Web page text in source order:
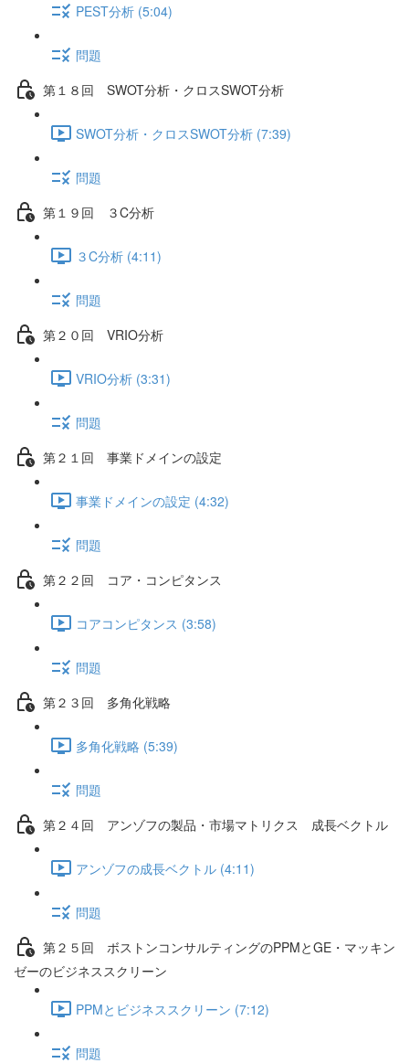
PEST分析 (5:04)
問題
第１８回 SWOT分析・クロスSWOT分析
SWOT分析・クロスSWOT分析 (7:39)
問題
第１９回 ３C分析
３C分析 (4:11)
問題
第２０回 VRIO分析
VRIO分析 (3:31)
問題
第２１回 事業ドメインの設定
事業ドメインの設定 (4:32)
問題
第２２回 コア・コンピタンス
コアコンピタンス (3:58)
問題
第２３回 多角化戦略
多角化戦略 (5:39)
問題
第２４回 アンゾフの製品・市場マトリクス 成長ベクトル
アンゾフの成長ベクトル (4:11)
問題
第２５回 ボストンコンサルティングのPPMとGE・マッキン
ゼーのビジネススクリーン
PPMとビジネススクリーン (7:12)
問題